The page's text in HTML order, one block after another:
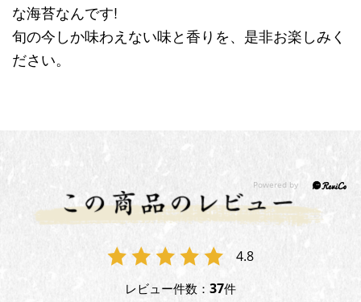
な海苔なんです!
旬の今しか味わえない味と香りを、是非お楽しみく
ださい。
4.8
レビュー件数： 37件